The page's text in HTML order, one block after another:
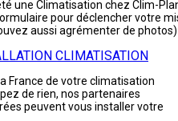
une Climatisation chez Clim-
pour déclencher votre
aussi agrémenter de photos)
CLIMATISATION
France de votre climatisation
de rien, nos partenaires
peuvent vous installer votre